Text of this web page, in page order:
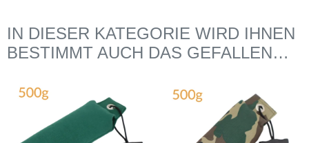
IN DIESER KATEGORIE WIRD IHNEN
BESTIMMT AUCH DAS GEFALLEN…